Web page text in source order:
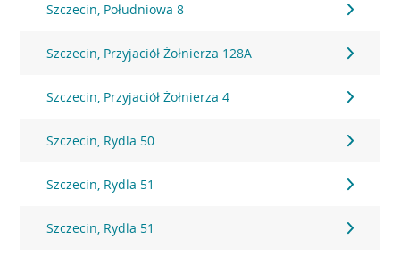
Szczecin, Południowa 8
Szczecin, Przyjaciół Żołnierza 128A
Szczecin, Przyjaciół Żołnierza 4
Szczecin, Rydla 50
Szczecin, Rydla 51
Szczecin, Rydla 51